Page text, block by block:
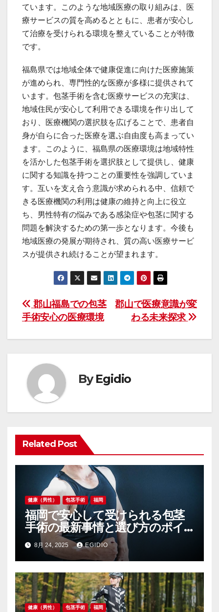
ています。このような地域医療の取り組みは、医
療サービスの質を高めるとともに、患者が安心し
て治療を受けられる環境を整えていることが特徴
です。
福島県では地域全体で健康促進に向けた医療施策
が進められ、専門性的な医療が多様に提供されて
います。包茎手術を含む医療サービスの充実は、
地域住民が安心して利用できる環境を作り出して
おり、医療機関の選択肢を広げることで、患者自
身が自らに合った医療を選ぶ自由度も高まってい
ます。このように、福島県の医療環境は地域特性
を活かした包茎手術を選択肢として提供し、健康
に関する知識を持つことの重要性を強調していま
す。互いを支え合う意識が求められる中、信頼で
きる医療機関の利用は健康の維持と向上に役立
ち、男性特有の悩みである感染症や包茎に関する
問題を解決するための第一歩となります。今後も
地域医療の発展が期待され、質の高い医療サービ
スが提供され続けることが望まれます。
投
稿
ビ
ゲ
ー
ョ
ン
郡山で医療意識が変
わる未来探求
郡山福島での包茎
手術安心の医療環境
ByEgidio
Related Post
健康（男性） 包茎手術 福岡
福岡で安心して受けられる包茎
手術の最新事情と選び方のポイ
ント
8月 24, 2025 EGIDIO
健康（男性） 包茎手術 福岡